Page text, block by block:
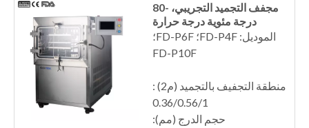
مجفف التجميد التجريبي، -80
درجة مئوية درجة حرارة
المصيدة الباردة.
الموديل: FD-P4F؛ FD-P6F؛
FD-P10F
منطقة التجفيف بالتجميد (م2) :
0.36/0.56/1
حجم الدرج (مم):